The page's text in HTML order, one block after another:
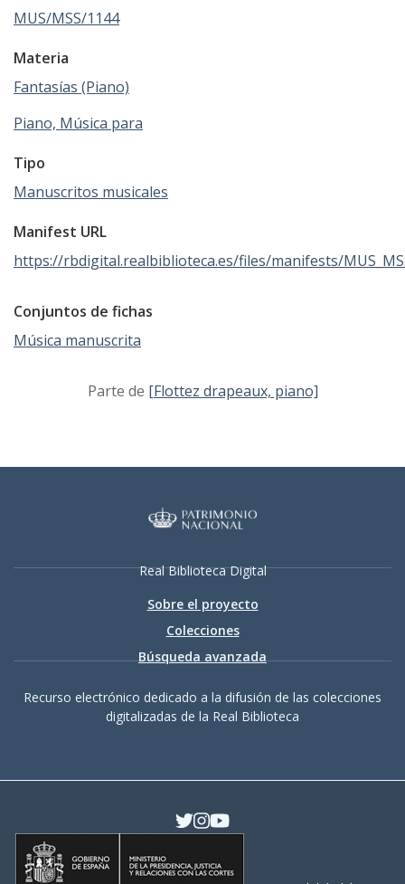
MUS/MSS/1144
Materia
Fantasías (Piano)
Piano, Música para
Tipo
Manuscritos musicales
Manifest URL
https://rbdigital.realbiblioteca.es/files/manifests/
Conjuntos de fichas
Música manuscrita
Parte de [Flottez drapeaux, piano]
Real Biblioteca Digital
Sobre el proyecto
Colecciones
Búsqueda avanzada
Recurso electrónico dedicado a la difusión de las colecciones
digitalizadas de la Real Biblioteca